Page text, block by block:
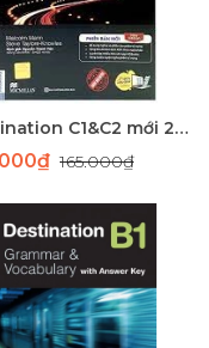
Destination C1&C2 mới 2023
165.000₫